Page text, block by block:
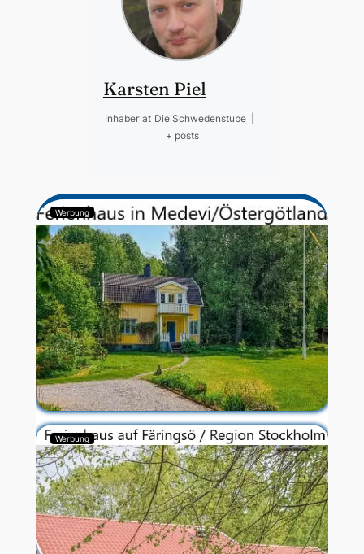
Karsten Piel
Inhaber at Die Schwedenstube
+ posts
Werbung
Werbung